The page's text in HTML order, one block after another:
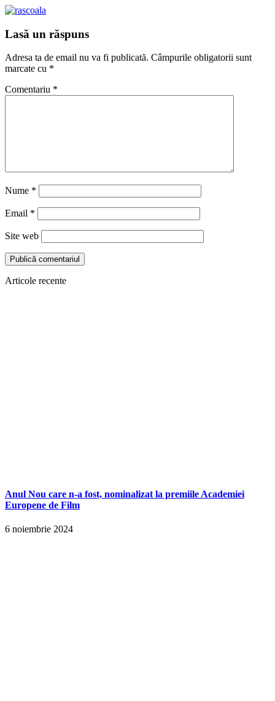
Lasă un răspuns
Adresa ta de email nu va fi publicată. Câmpurile obligatorii sunt
marcate cu *
Comentariu *
Nume *
Email *
Site web
Articole recente
Anul Nou care n-a fost, nominalizat la premiile Academiei
Europene de Film
6 noiembrie 2024